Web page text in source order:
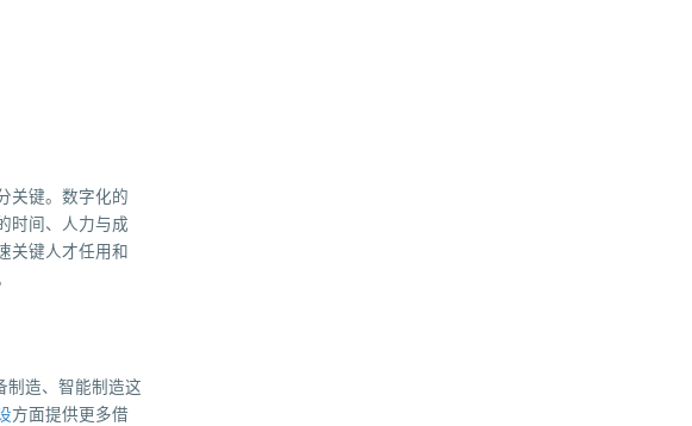
关键。数字化的
时间、人力与成
关键人才任用和
制造、智能制造这
方面提供更多借